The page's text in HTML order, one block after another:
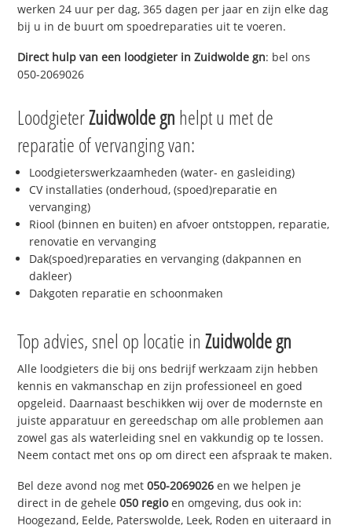
werken 24 uur per dag, 365 dagen per jaar en zijn elke dag
bij u in de buurt om spoedreparaties uit te voeren.
Direct hulp van een loodgieter inZuidwolde gn: bel ons
050-2069026
LoodgieterZuidwolde gn helpt u met de
reparatie of vervanging van:
Loodgieterswerkzaamheden (water- en gasleiding)
CV installaties (onderhoud, (spoed)reparatie en
vervanging)
Riool (binnen en buiten) en afvoer ontstoppen, reparatie,
renovatie en vervanging
Dak(spoed)reparaties en vervanging (dakpannen en
dakleer)
Dakgoten reparatie en schoonmaken
Top advies, snel op locatie inZuidwolde gn
Alle loodgieters die bij ons bedrijf werkzaam zijn hebben
kennis en vakmanschap en zijn professioneel en goed
opgeleid. Daarnaast beschikken wij over de modernste en
juiste apparatuur en gereedschap om alle problemen aan
zowel gas als waterleiding snel en vakkundig op te lossen.
Neem contact met ons op om direct een afspraak te maken.
Bel deze avond nog met050-2069026 en we helpen je
direct in de gehele050 regioen omgeving, dus ook in:
Hoogezand, Eelde, Paterswolde, Leek, Roden en uiteraard in